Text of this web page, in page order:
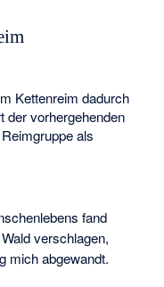
Kettenreim dadurch
der vorhergehenden
als
fand
verschlagen,
mich abgewandt.